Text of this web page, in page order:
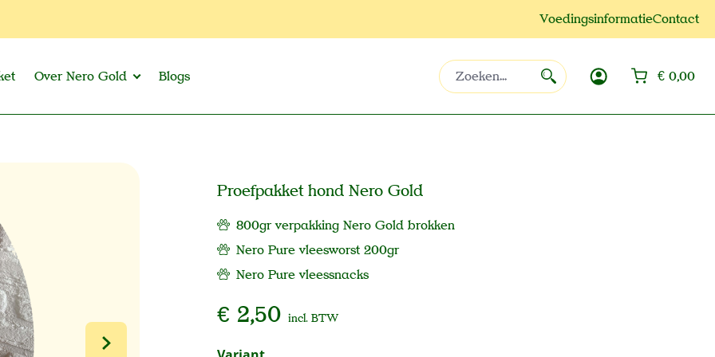
VoedingsinformatieContact
Over Nero Gold Blogs € 0,00
Proefpakket hond Nero Gold
800gr verpakking Nero Gold brokken
Nero Pure vleesworst 200gr
Nero Pure vleessnacks
€ 2,50 incl. BTW